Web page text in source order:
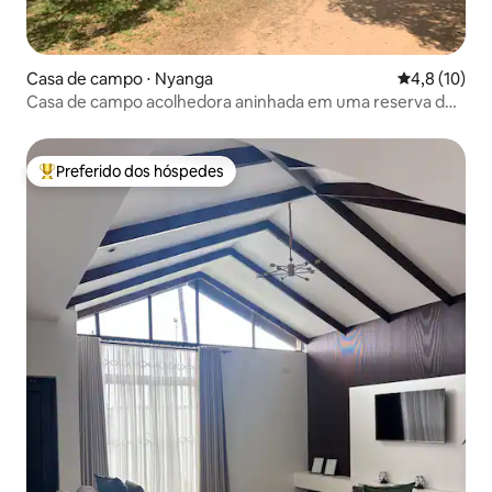
Casa de campo ⋅ Nyanga 4,8 de uma
4,8 (10)
Casa de campo acolhedora aninhada em uma reserva de
Entre os melhores preferidos dos hóspedes
Preferido dos hóspedes